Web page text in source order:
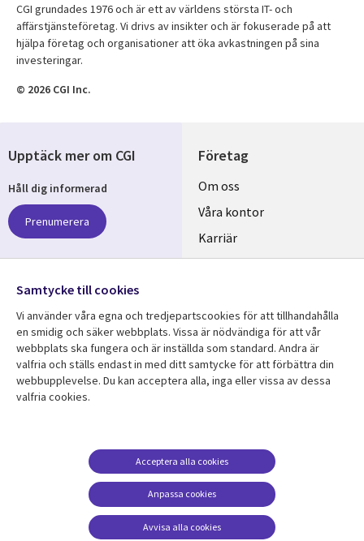
CGI grundades 1976 och är ett av världens största IT- och
affärstjänsteföretag. Vi drivs av insikter och är fokuserade på att
hjälpa företag och organisationer att öka avkastningen på sina
investeringar.
© 2026 CGI Inc.
Företag
Useful
links
SWEDEN
Om oss
Våra kontor
Karriär
Hållbarhet
Resurscenter
SWEDEN
SWEDEN
dataskydd
Accessibility
Terms of Use
Hantering av cookies
Upptäck mer om CGI
Håll dig informerad
Prenumerera
Följ oss
Social
Media
SWEDEN
Samtycke till cookies
Vi använder våra egna och tredjepartscookies för att tillhandahålla
en smidig och säker webbplats. Vissa är nödvändiga för att vår
webbplats ska fungera och är inställda som standard. Andra är
valfria och ställs endast in med ditt samtycke för att förbättra din
webbupplevelse. Du kan acceptera alla, inga eller vissa av dessa
valfria cookies.
Anpassa cookies
Acceptera alla cookies
Avvisa alla cookies